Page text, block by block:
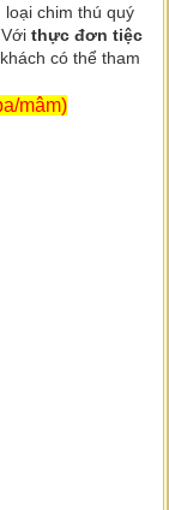
chim thú quý
thực đơn tiệc
có thể tham
mâm)